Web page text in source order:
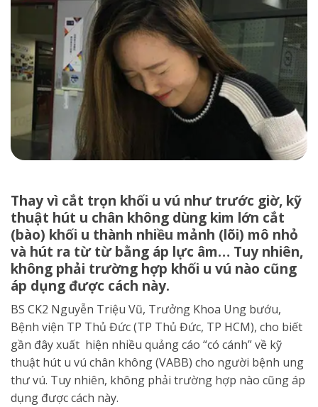
Thay vì cắt trọn khối u vú như trước giờ, kỹ
thuật hút u chân không dùng kim lớn cắt
(bào) khối u thành nhiều mảnh (lõi) mô nhỏ
và hút ra từ từ bằng áp lực âm… Tuy nhiên,
không phải trường hợp khối u vú nào cũng
áp dụng được cách này.
BS CK2 Nguyễn Triệu Vũ, Trưởng Khoa Ung bướu,
Bệnh viện TP Thủ Đức (TP Thủ Đức, TP HCM), cho biết
gần đây xuất hiện nhiều quảng cáo “có cánh” về kỹ
thuật hút u vú chân không (VABB) cho người bệnh ung
thư vú. Tuy nhiên, không phải trường hợp nào cũng áp
dụng được cách này.